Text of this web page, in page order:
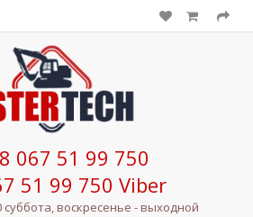
067 51 99 750
51 99 750 Viber
суббота, воскресенье - выходной